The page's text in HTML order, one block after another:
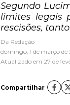
Segundo
limites legais
rescisões,
Da Redação
domingo, 1 de março de
Atualizado em 27 de
Compartilhar